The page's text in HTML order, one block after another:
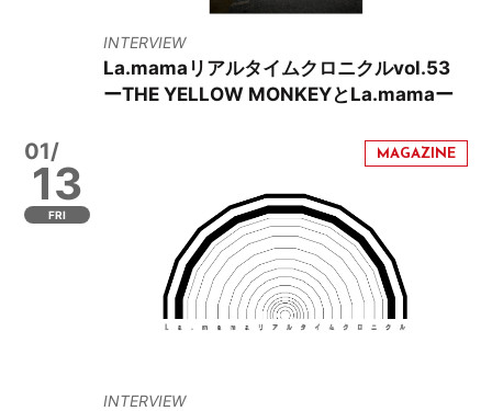
INTERVIEW
La.mamaリアルタイムクロニクルvol.53
ーTHE YELLOW MONKEYとLa.mamaー
01/
13
FRI
INTERVIEW